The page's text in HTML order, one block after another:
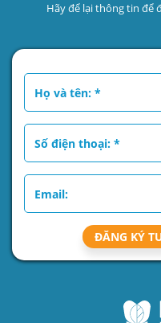
Hãy để lại thông tin để
ĐĂNG KÝ